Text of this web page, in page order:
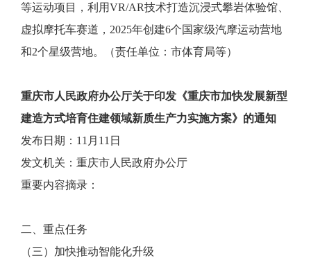
等运动项目，利用VR/AR技术打造沉浸式攀岩体验馆、
虚拟摩托车赛道，2025年创建6个国家级汽摩运动营地
和2个星级营地。（责任单位：市体育局等）
重庆市人民政府办公厅关于印发《重庆市加快发展新型
建造方式培育住建领域新质生产力实施方案》的通知
发布日期：11月11日
发文机关：重庆市人民政府办公厅
重要内容摘录：
二、重点任务
（三）加快推动智能化升级